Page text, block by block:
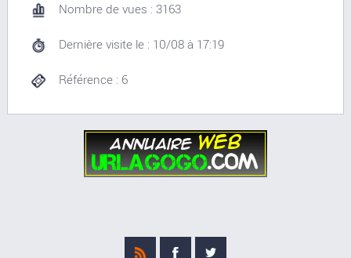
Nombre de vues : 3163
Dernière visite le : 10/08 à 17:19
Référence : 6